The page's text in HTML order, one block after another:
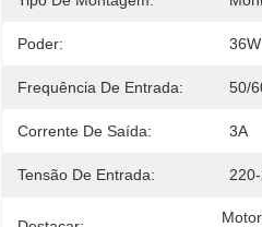
Poder: 36W
Frequência De Entrada: 50/
Corrente De Saída: 3A
Tensão De Entrada: